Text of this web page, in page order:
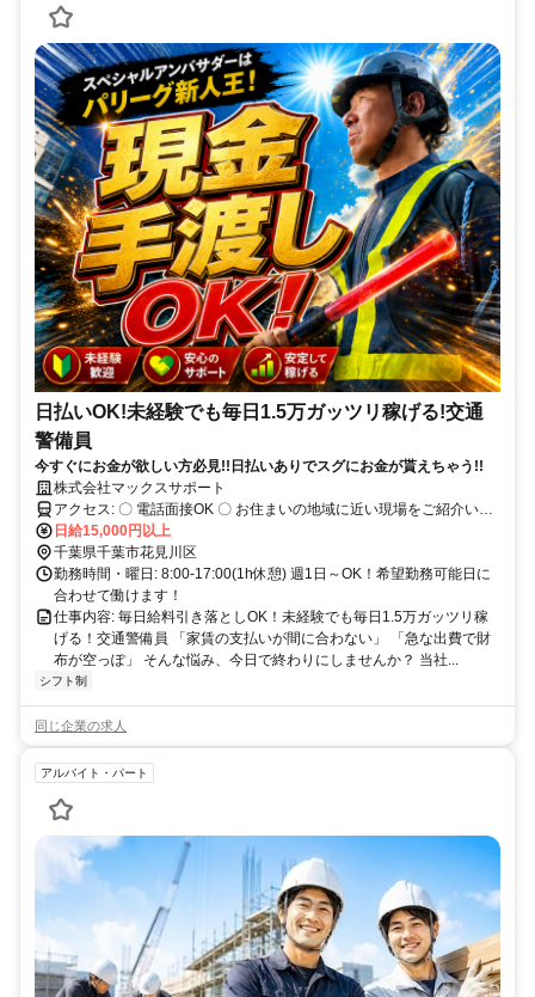
日払いOK!未経験でも毎日1.5万ガッツリ稼げる!交通
警備員
今すぐにお金が欲しい方必見!!日払いありでスグにお金が貰えちゃう!!
株式会社マックスサポート
アクセス: 〇 電話面接OK 〇 お住まいの地域に近い現場をご紹介いた
します
日給15,000円以上
千葉県千葉市花見川区
勤務時間・曜日: 8:00-17:00(1h休憩) 週1日～OK！希望勤務可能日に
合わせて働けます！
仕事内容: 毎日給料引き落としOK！未経験でも毎日1.5万ガッツリ稼
げる！交通警備員 「家賃の支払いが間に合わない」 「急な出費で財
布が空っぽ」 そんな悩み、今日で終わりにしませんか？ 当社...
シフト制
同じ企業の求人
アルバイト・パート